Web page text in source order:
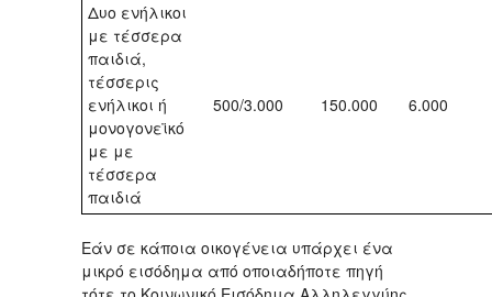
Δυο ενήλικοι
με τέσσερα
παιδιά,
τέσσερις
ενήλικοι ή
μονογονεϊκό
με με
τέσσερα
παιδιά
500/3.000 150.000 6.000
Εάν σε κάποια οικογένεια υπάρχει ένα
μικρό εισόδημα από οποιαδήποτε πηγή